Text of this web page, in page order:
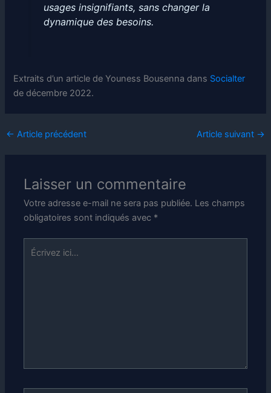
usages insignifiants, sans changer la
dynamique des besoins.
Extraits d’un article de Youness Bousenna dans Socialter
de décembre 2022.
← Article précédent Article suivant →
Laisser un commentaire
Votre adresse e-mail ne sera pas publiée. Les champs
obligatoires sont indiqués avec *
Écrivez
ici…